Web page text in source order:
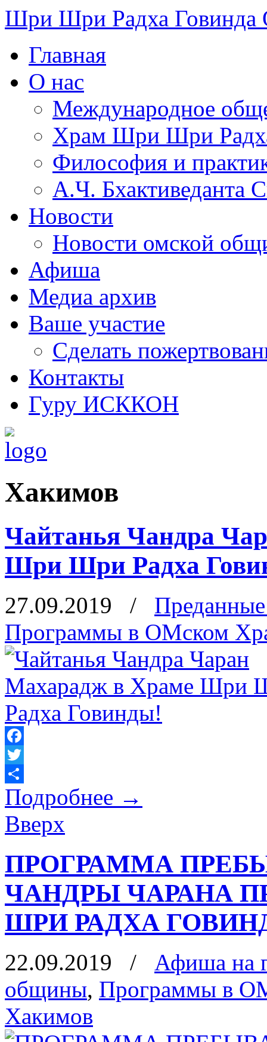
Шри Шри Радха Говинда
Главная
О нас
Международное
​Храм Шри Шри
Философия и
А.Ч. Бхактиведанта
Новости
Новости омской
Афиша
Медиа архив
Ваше участие
Сделать
Контакты
Гуру ИСККОН
Хакимов
Чайтанья Чандра
Шри Шри Радха
27.09.2019 /
Программы в ОМском
Facebook
Twitter
Отправить
Подробнее →
Вверх
ПРОГРАММА
ЧАНДРЫ ЧАРАНА
ШРИ РАДХА
22.09.2019 /
Афиша на
общины, Программы в
Хакимов